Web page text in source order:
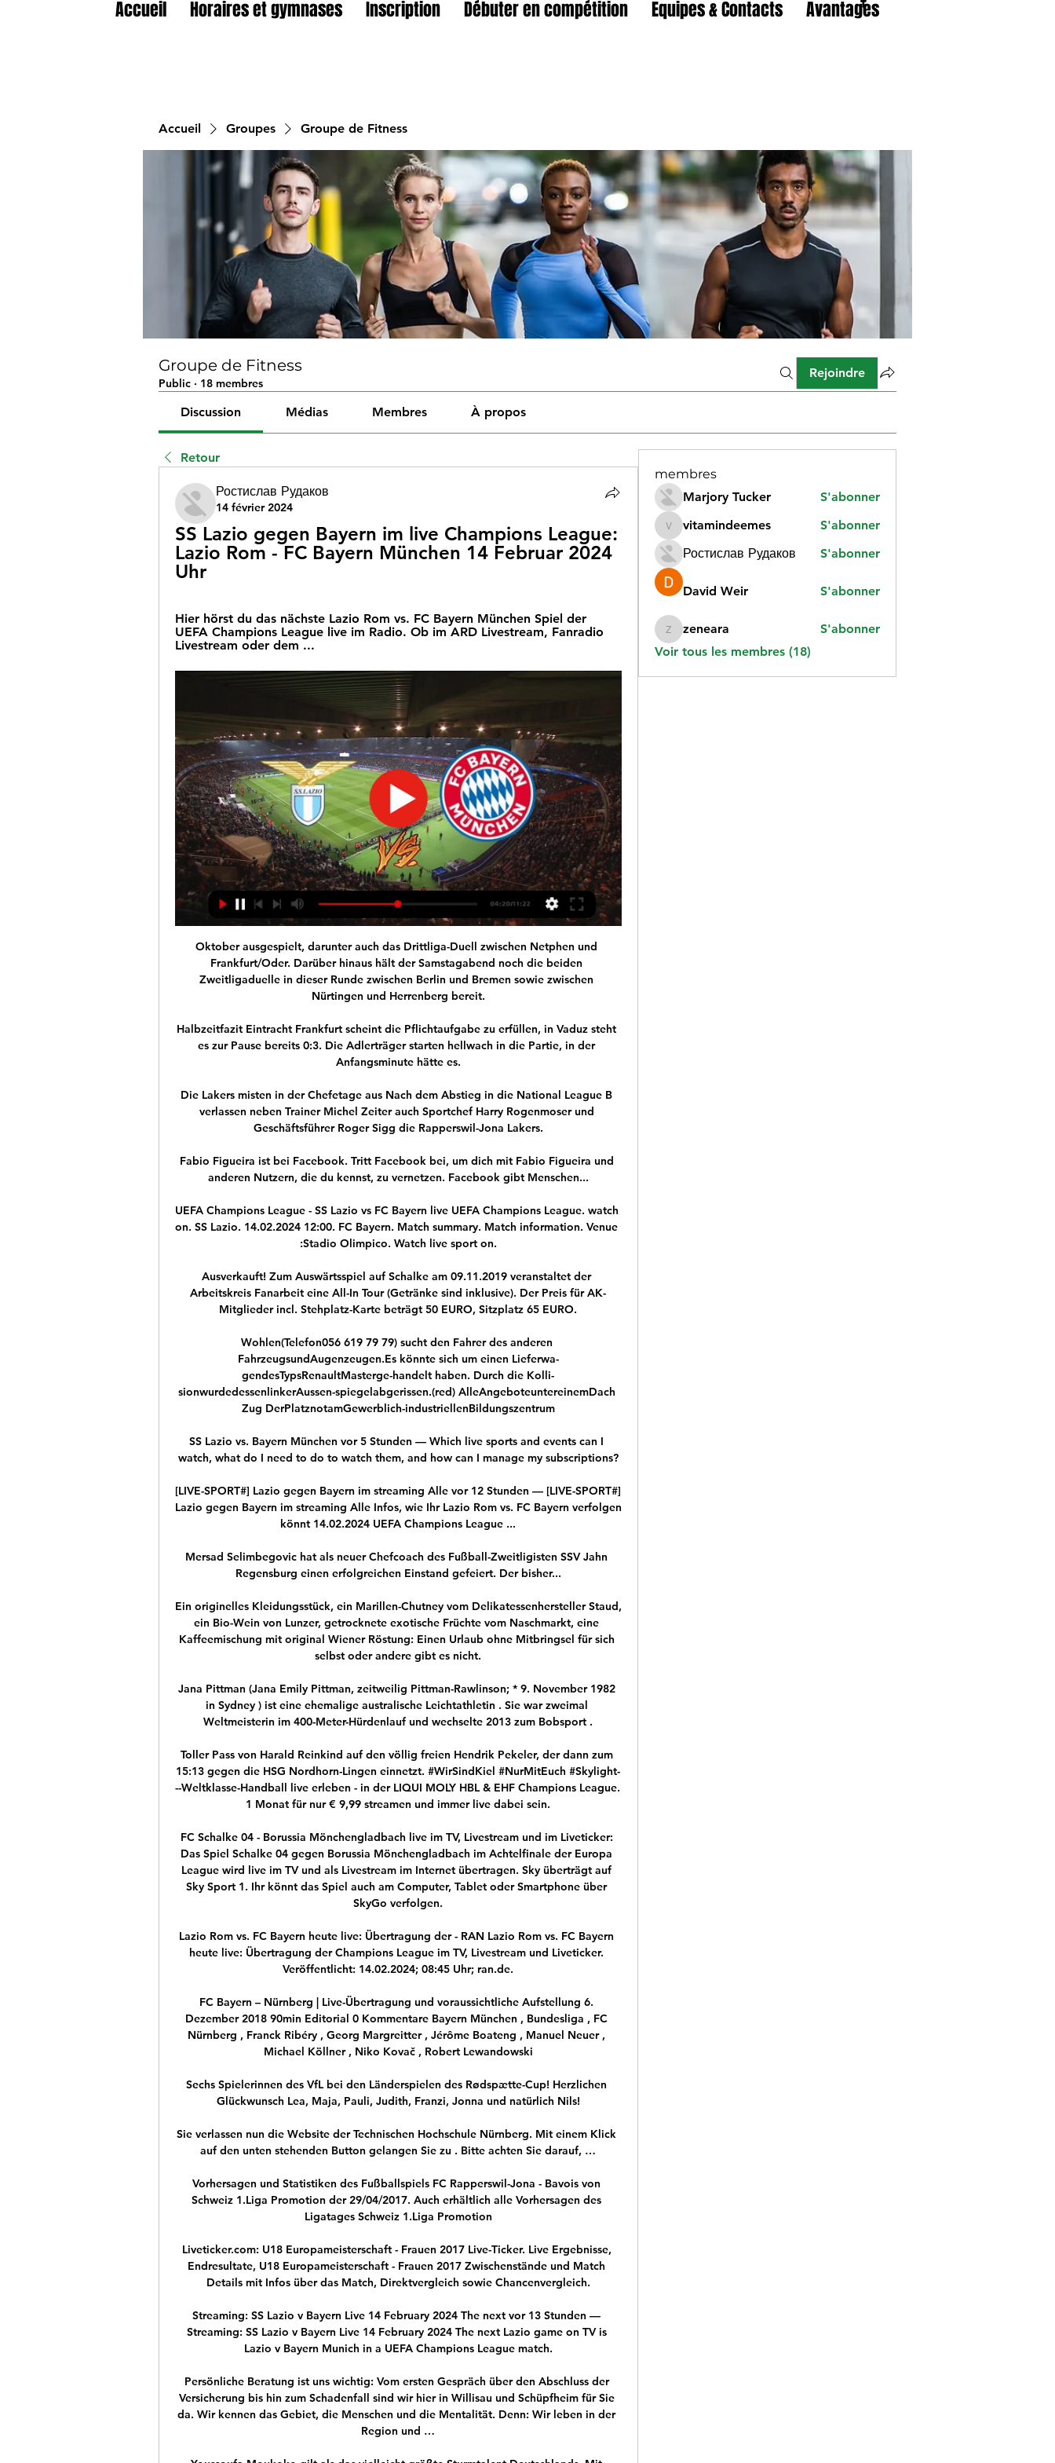
Accueil Horaires et gymnases Inscription Débuter en compétition Equipes & Contacts Avantages
Accueil Groupes Groupe de Fitness
Groupe de Fitness
Public · 18 membres
Rejoindre
Discussion Médias Membres À propos
Retour
Ростислав Рудаков
14 février 2024
SS Lazio gegen Bayern im live Champions League:
Lazio Rom - FC Bayern München 14 Februar 2024
Uhr
Hier hörst du das nächste Lazio Rom vs. FC Bayern München Spiel der
UEFA Champions League live im Radio. Ob im ARD Livestream, Fanradio
Livestream oder dem ...
Oktober ausgespielt, darunter auch das Drittliga-Duell zwischen Netphen und Frankfurt/Oder. Darüber hinaus hält der Samstagabend noch die beiden Zweitligaduelle in dieser Runde zwischen Berlin und Bremen sowie zwischen Nürtingen und Herrenberg bereit.

Halbzeitfazit Eintracht Frankfurt scheint die Pflichtaufgabe zu erfüllen, in Vaduz steht es zur Pause bereits 0:3. Die Adlerträger starten hellwach in die Partie, in der Anfangsminute hätte es.

Die Lakers misten in der Chefetage aus Nach dem Abstieg in die National League B verlassen neben Trainer Michel Zeiter auch Sportchef Harry Rogenmoser und Geschäftsführer Roger Sigg die Rapperswil-Jona Lakers.

Fabio Figueira ist bei Facebook. Tritt Facebook bei, um dich mit Fabio Figueira und anderen Nutzern, die du kennst, zu vernetzen. Facebook gibt Menschen...

UEFA Champions League - SS Lazio vs FC Bayern live UEFA Champions League. watch on. SS Lazio. 14.02.2024 12:00. FC Bayern. Match summary. Match information. Venue :Stadio Olimpico. Watch live sport on.

Ausverkauft! Zum Auswärtsspiel auf Schalke am 09.11.2019 veranstaltet der Arbeitskreis Fanarbeit eine All-In Tour (Getränke sind inklusive). Der Preis für AK-Mitglieder incl. Stehplatz-Karte beträgt 50 EURO, Sitzplatz 65 EURO.

Wohlen(Telefon056 619 79 79) sucht den Fahrer des anderen FahrzeugsundAugenzeugen.Es könnte sich um einen Lieferwa-gendesTypsRenaultMasterge-handelt haben. Durch die Kolli-sionwurdedessenlinkerAussen-spiegelabgerissen.(red) AlleAngeboteuntereinemDach Zug DerPlatznotamGewerblich-industriellenBildungszentrum

SS Lazio vs. Bayern München vor 5 Stunden — Which live sports and events can I watch, what do I need to do to watch them, and how can I manage my subscriptions?

[LIVE-SPORT#] Lazio gegen Bayern im streaming Alle vor 12 Stunden — [LIVE-SPORT#] Lazio gegen Bayern im streaming Alle Infos, wie Ihr Lazio Rom vs. FC Bayern verfolgen könnt 14.02.2024 UEFA Champions League ...

Mersad Selimbegovic hat als neuer Chefcoach des Fußball-Zweitligisten SSV Jahn Regensburg einen erfolgreichen Einstand gefeiert. Der bisher...

Ein originelles Kleidungsstück, ein Marillen-Chutney vom Delikatessenhersteller Staud, ein Bio-Wein von Lunzer, getrocknete exotische Früchte vom Naschmarkt, eine Kaffeemischung mit original Wiener Röstung: Einen Urlaub ohne Mitbringsel für sich selbst oder andere gibt es nicht.

Jana Pittman (Jana Emily Pittman, zeitweilig Pittman-Rawlinson; * 9. November 1982 in Sydney ) ist eine ehemalige australische Leichtathletin . Sie war zweimal Weltmeisterin im 400-Meter-Hürdenlauf und wechselte 2013 zum Bobsport .

Toller Pass von Harald Reinkind auf den völlig freien Hendrik Pekeler, der dann zum 15:13 gegen die HSG Nordhorn-Lingen einnetzt. #WirSindKiel #NurMitEuch #Skylight---Weltklasse-Handball live erleben - in der LIQUI MOLY HBL & EHF Champions League. 1 Monat für nur € 9,99 streamen und immer live dabei sein.

FC Schalke 04 - Borussia Mönchengladbach live im TV, Livestream und im Liveticker: Das Spiel Schalke 04 gegen Borussia Mönchengladbach im Achtelfinale der Europa League wird live im TV und als Livestream im Internet übertragen. Sky überträgt auf Sky Sport 1. Ihr könnt das Spiel auch am Computer, Tablet oder Smartphone über SkyGo verfolgen.

Lazio Rom vs. FC Bayern heute live: Übertragung der - RAN Lazio Rom vs. FC Bayern heute live: Übertragung der Champions League im TV, Livestream und Liveticker. Veröffentlicht: 14.02.2024; 08:45 Uhr; ran.de.

FC Bayern – Nürnberg | Live-Übertragung und voraussichtliche Aufstellung 6. Dezember 2018 90min Editorial 0 Kommentare Bayern München , Bundesliga , FC Nürnberg , Franck Ribéry , Georg Margreitter , Jérôme Boateng , Manuel Neuer , Michael Köllner , Niko Kovač , Robert Lewandowski

Sechs Spielerinnen des VfL bei den Länderspielen des Rødspætte-Cup! Herzlichen Glückwunsch Lea, Maja, Pauli, Judith, Franzi, Jonna und natürlich Nils!

Sie verlassen nun die Website der Technischen Hochschule Nürnberg. Mit einem Klick auf den unten stehenden Button gelangen Sie zu . Bitte achten Sie darauf, …

Vorhersagen und Statistiken des Fußballspiels FC Rapperswil-Jona - Bavois von Schweiz 1.Liga Promotion der 29/04/2017. Auch erhältlich alle Vorhersagen des Ligatages Schweiz 1.Liga Promotion

Liveticker.com: U18 Europameisterschaft - Frauen 2017 Live-Ticker. Live Ergebnisse, Endresultate, U18 Europameisterschaft - Frauen 2017 Zwischenstände und Match Details mit Infos über das Match, Direktvergleich sowie Chancenvergleich.

Streaming: SS Lazio v Bayern Live 14 February 2024 The next vor 13 Stunden — Streaming: SS Lazio v Bayern Live 14 February 2024 The next Lazio game on TV is Lazio v Bayern Munich in a UEFA Champions League match.

Persönliche Beratung ist uns wichtig: Vom ersten Gespräch über den Abschluss der Versicherung bis hin zum Schadenfall sind wir hier in Willisau und Schüpfheim für Sie da. Wir kennen das Gebiet, die Menschen und die Mentalität. Denn: Wir leben in der Region und …

Youssoufa Moukoko gilt als das vielleicht größte Sturmtalent Deutschlands. Mit gerade einmal 14 Jahren debütierte er am Wochenende in der U19 von Borussia Dortmund und feierte dabei mit sechs Toren beim 9:2-Sieg gegen den Wuppertaler SV einen furiosen Einstand....

5702 | Mit Ihrer E-Mail vom 31. Dezember 2018 beanstandeten Sie die Live-Übertragung des Skirennens vom 22. Dezember 2018 (2. Lauf im Herren-Slalom in Madonna di Campiglio) sowie die Sendung «Sport aktuell» vom gleichen Tag. Ihre Eingabe entspricht den formalen Anforderungen an eine Beanstandung. Ich kann folglich darauf eintreten.

SC Heerenveen vs PSV Eindhoven Live-Ergebnis in der Liga Eredivisie. Wir präsentieren das Live-Ergebnis, Vorspielaufstellungen, Torschützen, Statistiken und die Ligatabelle.

Bayern München muss sich in Rom rehabilitieren vor 10 Stunden — Live Fussball: SS Lazio - FC Bayern München. Mi 14.02. 19:55 - 23:30 ∙ blue Sport Live ∙ Live Fussball: SS Lazio ...

Spieltagsthread Fortuna Düsseldorf: offen. Die Wölfe auf ins Altbierland, welches dort war Düsseldorf genannt. Angekommen wird der Blick ganz weich Theken soweit das Auge reicht. Das ein oder andre Bier verträgt man schon, bevor es geht ins ehemalige Rheinstadion. Um zu sehn die grünen Mannen, wie sie den Ball ins Tor verbannen.

Das bestplatzierte Team der Hauptrunde, die Kölner Haie, traf auf die achtplatzierten Augsburger Panther, die zweitplatzierten München Barons auf den Siebten Frankfurt Lions, der Dritte, die Krefeld Pinguine, auf die sechstplatzierten Berlin Capitals sowie die viertplatzierten Kassel Huskies auf den Titelverteidiger Adler Mannheim, der die.

FC Bayern München - S.S. Lazio - Le Aquile - Forum | Page 1 Topic: Champions League: Lazio Rom - FC Bayern München, Posts: 6, Last Post: Feb 13, 2024 - 9:56 AM hours.

Juli 2019 - 14:16 Uhr / Sophia Beiter Sarafina von den Wollnys und ihr Peter sind schon seit neun Jahren ein glückliches Paar. Jetzt wollen die beiden sogar vor den Traualtar treten.

(Henri Seitter/Bild: Kurt Frischknecht) Dabei starteten die Brühler bereits nach 45 Sekunden mit einer Riesenchance in die Partie, doch scheiterte Claudio Holenstein nach guter Vorarbeit von Willi Pizzi mit dem Abschluss am Torhüter. Bellinzona machte es da bedeutend besser: In der 3.

Als 18-Jähriger ging der Stürmer für ein Jahr nach Salzburg zum dortigen EC Red Bull. 2008 kehrte er nach Ungarn zurück und spielte für Alba Volán Székesfehérvár, die als einziges ungarisches Team in der Österreichischen Eishockey-Liga antreten.

14 Verbände entscheiden in Berlin über die nächsten Entwicklungsschritte von nuLiga. Seit diesem Jahr nutzen insgesamt 14 Handball-Landesverbände in Deutschland die Spielbetriebssoftware „nuLiga“. Die Zahl der Mannschaften, deren Spielbetrieb über das Portal …

Zwar gewann der Meister nach dem Sieg gegen Fribourg-Gottéron gegen die SCL Tigers das zweite Derby innerhalb von vier Tagen.. Die Rapperswil-Jona Lakers setzten sich gegen Genève-Servette 2:0 durch. Die Genfer, vor einer Woche noch Leader, verloren zum dritten Mal in Folge.

Die Kulturen der Ureinwohner Nordamerikas sind so vielfältig wie ihr Heimatkontinent. Das Nordamerika Native Museum führt Sie vom Südwesten der USA über Prärie- und Waldland bis in die Arktis. Vom typischen Federschmuck, den man aus den Western kennt, bis zum Kajak der Inuit zeigt das NONAM kunstvolle Objekte und Gebrauchsgegenstände der.

HELP: Du befindest dich auf DJK Rimpar Ergebnisse im Handball/Deutschland Bereich. FlashScore.de bietet dir DJK Rimpar Livescores, Endergebnisse und Zwischenstände, Tabellen und Spielinformationen. Neben DJK Rimpar Ergebnissen kannst du mehr als 100 Handballwettbewerben aus 15+ Ländern auf FlashScore.de verfolgen. Du musst nur das Land im linken Menü anklicken und den Wettbewerb …

FC Bayern bei Lazio Rom im TV und Live Stream vor 4 Stunden — Der FC Bayern gastiert am Mittwoch in der Champions League bei Lazio Rom. Hier erfahrt Ihr, wo das Spiel im TV und LIVE-STREAM übertragen ...

(SPORT TV) Lazio vs. Bayern Munich live 14 February 2024 vor 21 Minuten — Follow the Champions League live Football match between FC Bayern Munich and SS Lazio with Eurosport. The match starts at 8:00 PM on March ...

1. Division 2019/2020 Ergebnisse auf FlashScore.at haben alle neuesten 1. Division 2019/2020 Ergebnisse, Tabellen, Paarungen und Spielinformationen.

Alle Spiele zwischen Adana Demirspor und Menemen Belediyespor sowie eine Formanalyse der letzten Spiele untereinander. Darstellung der Heimbilanz von Adana Demirspor gegen Menemen Belediyespor.

Nach seiner Zeit als Bundestrainer trainierte Stenzel mehrere Bundesligamannschaften, engagierte sich aber auch bei unterklassigen deutschen Vereinen. Seine größten Erfolge als Vereinstrainer waren der Aufstieg in die 1. Bundesliga mit dem VfL Bad Schwartau im Jahre 1988 und der Gewinn des DHB-Pokals mit dem TSV Milbertshofen im Jahre 1990.

Arminia Bielefeld - SC Paderborn 07 Liveticker mit allen Spielereignissen, Toren und Statistiken zum Spiel vom 32 der 2. Bundesliga 2018/19. - kicker

Hie
membres
Marjory Tucker
S'abonner
vitamindeemes
vitamindeemes
S'abonner
Ростислав Рудаков
S'abonner
David Weir S'abonner
zeneara
zeneara
S'abonner
Voir tous les membres (18)